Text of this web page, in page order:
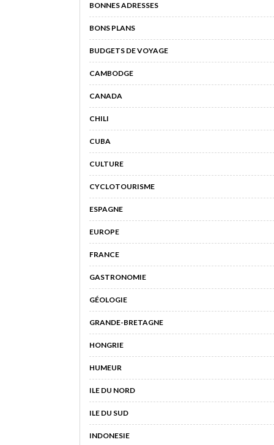
BONNES ADRESSES
BONS PLANS
BUDGETS DE VOYAGE
CAMBODGE
CANADA
CHILI
CUBA
CULTURE
CYCLOTOURISME
ESPAGNE
EUROPE
FRANCE
GASTRONOMIE
GÉOLOGIE
GRANDE-BRETAGNE
HONGRIE
HUMEUR
ILE DU NORD
ILE DU SUD
INDONESIE